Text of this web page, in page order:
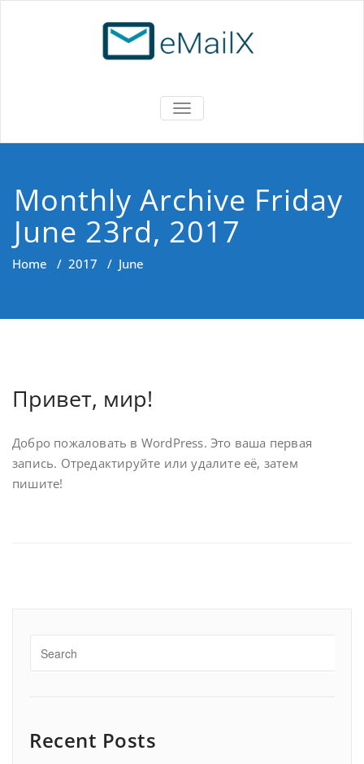
eMailX
(Русский) Частный почтовый
TOGGLE NAVIGATION
Monthly Archive Friday
June 23rd, 2017
Home / 2017 / June
Привет, мир!
Добро пожаловать в WordPress. Это ваша первая
запись. Отредактируйте или удалите её, затем
пишите!
Recent Posts